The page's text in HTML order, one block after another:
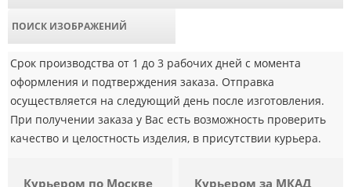
ПОИСК ИЗОБРАЖЕНИЙ
Срок производства от 1 до 3 рабочих дней с момента
оформления и подтверждения заказа. Отправка
осуществляется на следующий день после изготовления.
При получении заказа у Вас есть возможность проверить
качество и целостность изделия, в присутствии курьера.
Курьером по Москве Курьером за МКАД